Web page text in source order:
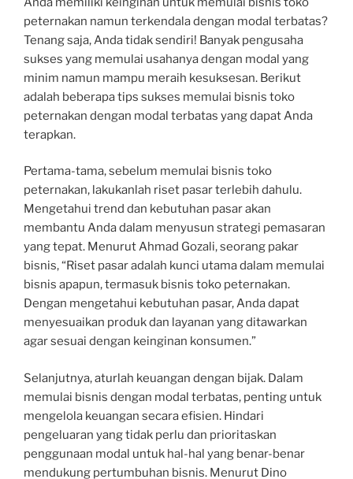
peternakan namun terkendala dengan modal terbatas?
Tenang saja, Anda tidak sendiri! Banyak pengusaha
sukses yang memulai usahanya dengan modal yang
minim namun mampu meraih kesuksesan. Berikut
adalah beberapa tips sukses memulai bisnis toko
peternakan dengan modal terbatas yang dapat Anda
terapkan.
Pertama-tama, sebelum memulai bisnis toko
peternakan, lakukanlah riset pasar terlebih dahulu.
Mengetahui trend dan kebutuhan pasar akan
membantu Anda dalam menyusun strategi pemasaran
yang tepat. Menurut Ahmad Gozali, seorang pakar
bisnis, “Riset pasar adalah kunci utama dalam memulai
bisnis apapun, termasuk bisnis toko peternakan.
Dengan mengetahui kebutuhan pasar, Anda dapat
menyesuaikan produk dan layanan yang ditawarkan
agar sesuai dengan keinginan konsumen.”
Selanjutnya, aturlah keuangan dengan bijak. Dalam
memulai bisnis dengan modal terbatas, penting untuk
mengelola keuangan secara efisien. Hindari
pengeluaran yang tidak perlu dan prioritaskan
penggunaan modal untuk hal-hal yang benar-benar
mendukung pertumbuhan bisnis. Menurut Dino